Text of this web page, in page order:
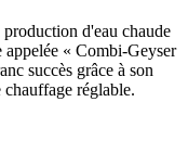
d'eau chaude
appelée « Combi-Geyser
succès grâce à son
chauffage réglable.